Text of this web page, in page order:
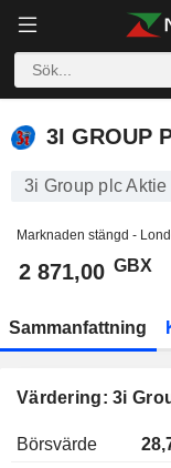
3I GROUP PLC
3I GROUP
3i Group plc Aktie
Marknaden stängd -
2 871,00 GBX
Sammanfattning
Värdering: 3i
Börsvärde